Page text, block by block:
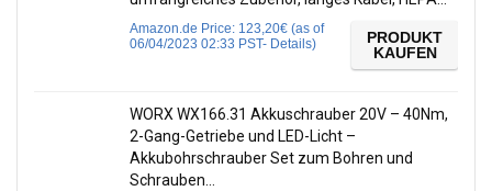
Amazon.de Price: 123,20€ (as of
06/04/2023 02:33 PST- Details)
PRODUKT
KAUFEN
WORX WX166.31 Akkuschrauber 20V – 40Nm,
2-Gang-Getriebe und LED-Licht –
Akkubohrschrauber Set zum Bohren und
Schrauben…